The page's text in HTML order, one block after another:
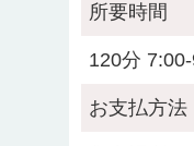
所要時間
120分
お支払方法